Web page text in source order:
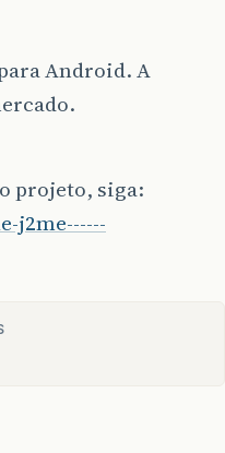
Android. A
projeto, siga:
j2me------